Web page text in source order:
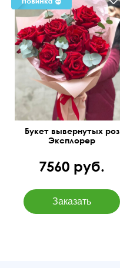
Букет вывернутых роз
Эксплорер
7560 руб.